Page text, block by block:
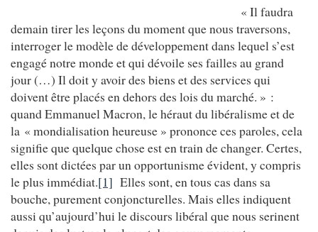
« Il faudra
demain tirer les leçons du moment que nous traversons,
interroger le modèle de développement dans lequel s’est
engagé notre monde et qui dévoile ses failles au grand
jour (…) Il doit y avoir des biens et des services qui
doivent être placés en dehors des lois du marché. » :
quand Emmanuel Macron, le héraut du libéralisme et de
la « mondialisation heureuse » prononce ces paroles, cela
signifie que quelque chose est en train de changer. Certes,
elles sont dictées par un opportunisme évident, y compris
le plus immédiat.[1] Elles sont, en tous cas dans sa
bouche, purement conjoncturelles. Mais elles indiquent
aussi qu’aujourd’hui le discours libéral que nous serinent